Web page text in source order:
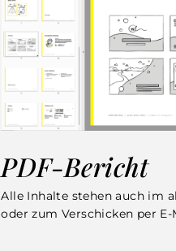
PDF-Bericht
Alle Inhalte stehen auch im
oder zum Verschicken per